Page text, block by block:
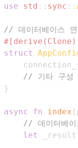
use
std :: sync ::
// 데이터베이스
struct
// 기타 구성
}
async fn index (
// 데이터베이
let
_result